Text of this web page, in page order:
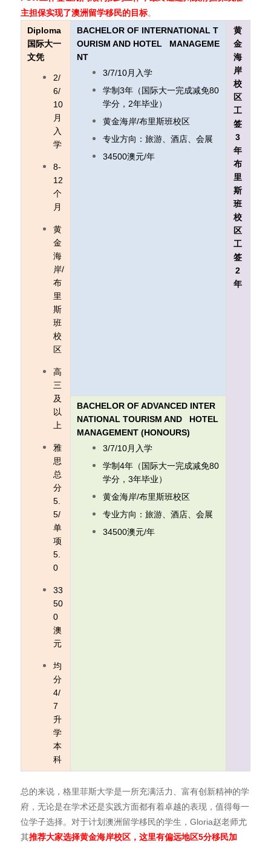
主担保实现了澳洲留学移民的目标。
Diploma
国际大一
文凭
2/
6/
10
月
入
学
8-
12
个
月
黄
金
海
岸/
布
里
斯
班
校
区
高
三
及
以
上
雅
思
总
分
5.
5/
单
项
5.
0
33
50
0
澳
元
均
分
4/
7
升
学
本
科
BACHELOR OF INTERNATIONAL T
OURISM AND HOTEL MANAGEME
NT
3/7/10月入学
学制3年（国际大一完成减免80
学分，2年毕业）
黄金海岸/布里斯班校区
专业方向：旅游、酒店、会展
34500澳元/年
黄
金
海
岸
校
区
工
签
3
年
布
里
斯
班
校
区
工
签
2
年
BACHELOR OF ADVANCED INTER
NATIONAL TOURISM AND HOTEL
MANAGEMENT (HONOURS)
3/7/10月入学
学制4年（国际大一完成减免80
学分，3年毕业）
黄金海岸/布里斯班校区
专业方向：旅游、酒店、会展
34500澳元/年
总的来说，格里菲斯大学是一所充满活力、富有创新精神的学
府，无论是在学术还是实践方面都有着卓越的表现，值得每一
位学子选择。对于计划澳洲留学移民的学生，Gloria赵老师尤
其推荐大家选择黄金海岸校区，这里有偏远地区5分移民加